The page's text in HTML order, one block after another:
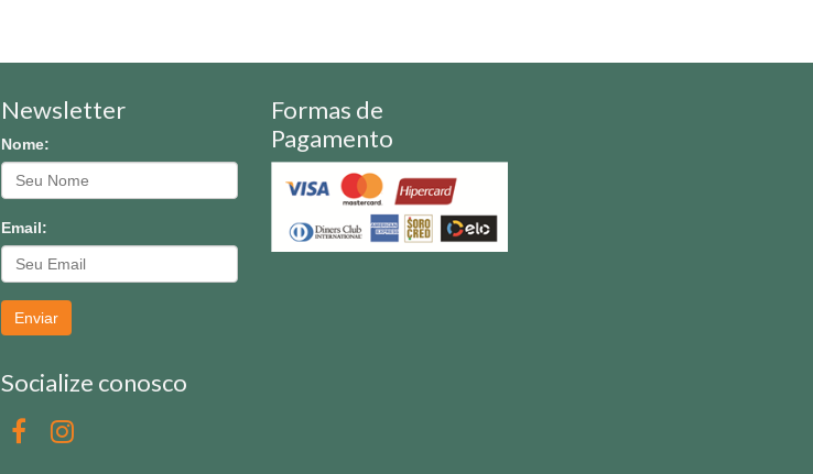
Newsletter
Nome:
Email:
Enviar
Socialize conosco
Formas de
Pagamento